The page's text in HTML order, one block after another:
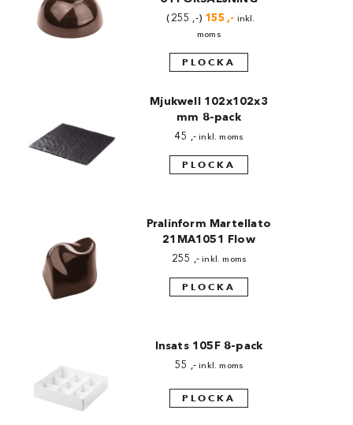
255 ,- Det
ursprungliga
var:
155,- Det
inkl.
moms
PLOCKA
Mjukwell 102x102x3
mm 8-pack
45 ,-inkl. moms
PLOCKA
Pralinform Martellato
21MA1051 Flow
255 ,- inkl. moms
PLOCKA
Insats 105F 8-pack
55 ,-inkl. moms
PLOCKA